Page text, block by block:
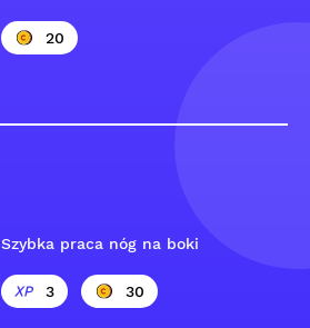
20
Szybka praca nóg na boki
3 30